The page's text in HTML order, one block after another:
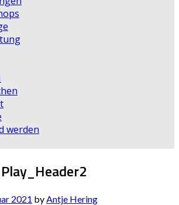
werden
2021 byAntje Hering